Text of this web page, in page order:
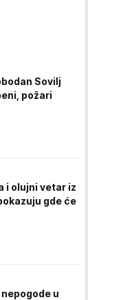
Sovilj
požari
i olujni vetar iz
gde će
u